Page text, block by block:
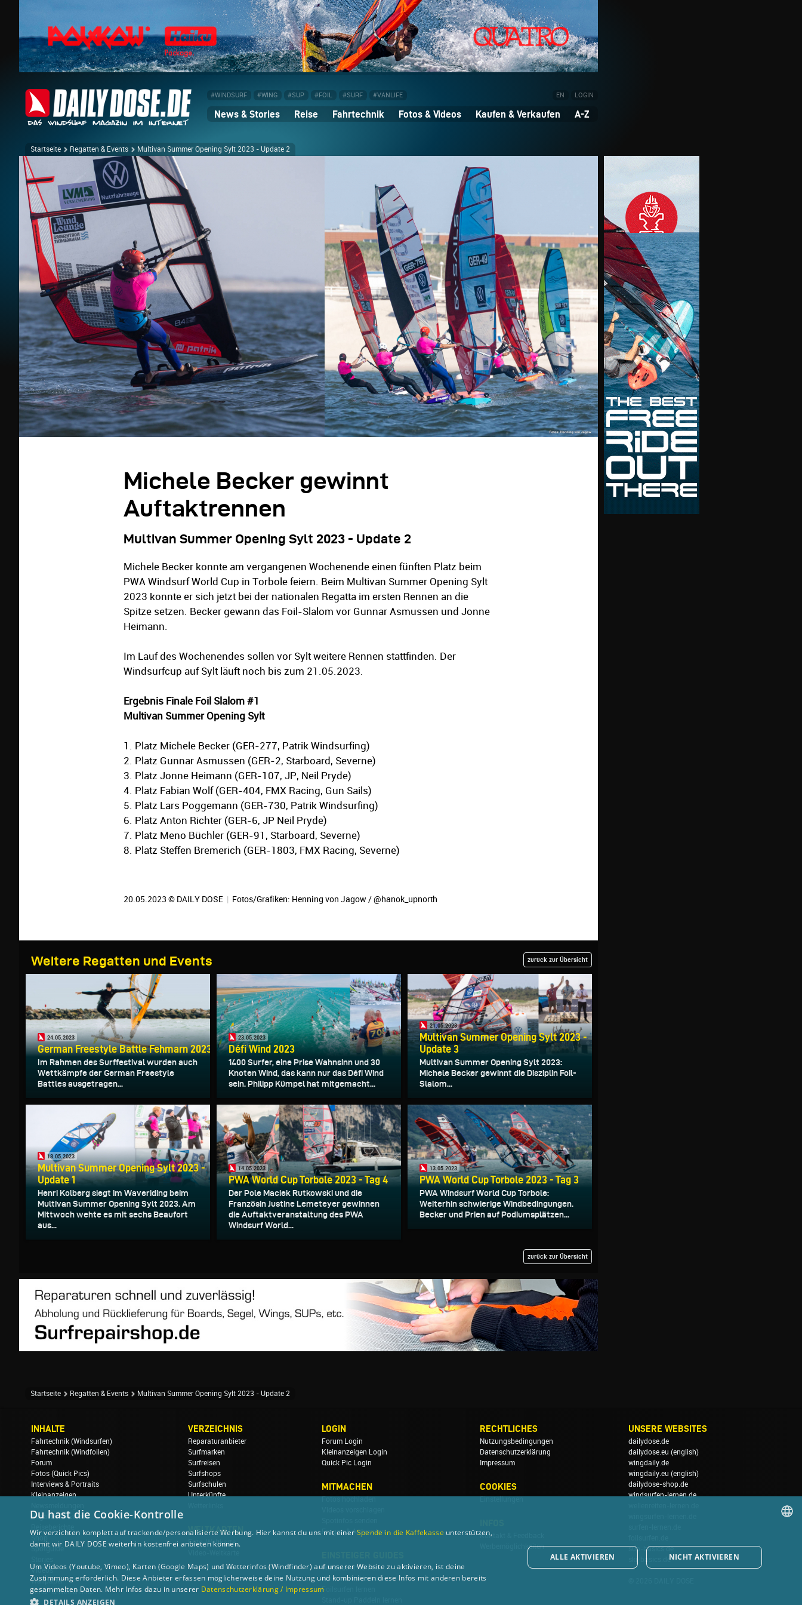
#WINDSURF #WING #SUP #FOIL #SURF #VANLIFE EN LOGIN
News & Stories Reise Fahrtechnik Fotos & Videos Kaufen & Verkaufen A-Z
Startseite Regatten & Events Multivan Summer Opening Sylt 2023 - Update 2
Michele Becker gewinnt
Auftaktrennen
Multivan Summer Opening Sylt 2023 - Update 2
Michele Becker konnte am vergangenen Wochenende einen fünften Platz beim
PWA Windsurf World Cup in Torbole feiern. Beim Multivan Summer Opening Sylt
2023 konnte er sich jetzt bei der nationalen Regatta im ersten Rennen an die
Spitze setzen. Becker gewann das Foil-Slalom vor Gunnar Asmussen und Jonne
Heimann.
Im Lauf des Wochenendes sollen vor Sylt weitere Rennen stattfinden. Der
Windsurfcup auf Sylt läuft noch bis zum 21.05.2023.
Ergebnis Finale Foil Slalom #1
Multivan Summer Opening Sylt
1. Platz Michele Becker (GER-277, Patrik Windsurfing)
2. Platz Gunnar Asmussen (GER-2, Starboard, Severne)
3. Platz Jonne Heimann (GER-107, JP, Neil Pryde)
4. Platz Fabian Wolf (GER-404, FMX Racing, Gun Sails)
5. Platz Lars Poggemann (GER-730, Patrik Windsurfing)
6. Platz Anton Richter (GER-6, JP Neil Pryde)
7. Platz Meno Büchler (GER-91, Starboard, Severne)
8. Platz Steffen Bremerich (GER-1803, FMX Racing, Severne)
20.05.2023 © DAILY DOSE | Fotos/Grafiken: Henning von Jagow / @hanok_upnorth
Weitere Regatten und Events zurück zur Übersicht
24.05.2023
German Freestyle Battle Fehmarn 2023
Im Rahmen des Surffestival wurden auch
Wettkämpfe der German Freestyle
Battles ausgetragen...
23.05.2023
Défi Wind 2023
1400 Surfer, eine Prise Wahnsinn und 30
Knoten Wind, das kann nur das Défi Wind
sein. Philipp Kümpel hat mitgemacht...
21.05.2023
Multivan Summer Opening Sylt 2023 -
Update 3
Multivan Summer Opening Sylt 2023:
Michele Becker gewinnt die Disziplin Foil-
Slalom...
18.05.2023
Multivan Summer Opening Sylt 2023 -
Update 1
Henri Kolberg siegt im Waveriding beim
Multivan Summer Opening Sylt 2023. Am
Mittwoch wehte es mit sechs Beaufort
aus...
14.05.2023
PWA World Cup Torbole 2023 - Tag 4
Der Pole Maciek Rutkowski und die
Französin Justine Lemeteyer gewinnen
die Auftaktveranstaltung des PWA
Windsurf World...
13.05.2023
PWA World Cup Torbole 2023 - Tag 3
PWA Windsurf World Cup Torbole:
Weiterhin schwierige Windbedingungen.
Becker und Prien auf Podiumsplätzen...
zurück zur Übersicht
Startseite Regatten & Events Multivan Summer Opening Sylt 2023 - Update 2
INHALTE
Fahrtechnik (Windsurfen)
Fahrtechnik (Windfoilen)
Forum
Fotos (Quick Pics)
Interviews & Portraits
Kleinanzeigen
Regatten & Events
Spotguide
Videos
Wallpaper
Wind- & Wetterlinks
VERZEICHNIS
Reparaturanbieter
Surfmarken
Surfreisen
Surfshops
Surfschulen
Unterkünfte
WELTKARTEN
Foto-Weltkarte
LOGIN
Forum Login
Kleinanzeigen Login
Quick Pic Login
MITMACHEN
Fragen & Antworten
Windsurfen lernen
Wellenreiten lernen
Foilsurfen lernen
RECHTLICHES
Nutzungsbedingungen
Datenschutzerklärung
Impressum
COOKIES
Kontakt & Feedback
Werbemöglichkeiten
UNSERE WEBSITES
dailydose.de
dailydose.eu (english)
wingdaily.de
wingdaily.eu (english)
dailydose-shop.de
windsurfen-lernen.de
sup-basics.de
ski-basics.de
ENGLISH
Du hast die Cookie-Kontrolle
Wir verzichten komplett auf trackende/personalisierte Werbung. Hier kannst du uns mit einer Spende in die Kaffekasse unterstützen,
damit wir DAILY DOSE weiterhin kostenfrei anbieten können.
Um Videos (Youtube, Vimeo), Karten (Google Maps) und Wetterinfos (Windfinder) auf unserer Website zu aktivieren, ist deine
Zustimmung erforderlich. Diese Anbieter erfassen möglicherweise deine Nutzung und kombinieren diese Infos mit anderen bereits
gesammelten Daten. Mehr Infos dazu in unserer Datenschutzerklärung / Impressum
DETAILS ANZEIGEN
ALLE AKTIVIEREN NICHT AKTIVIEREN